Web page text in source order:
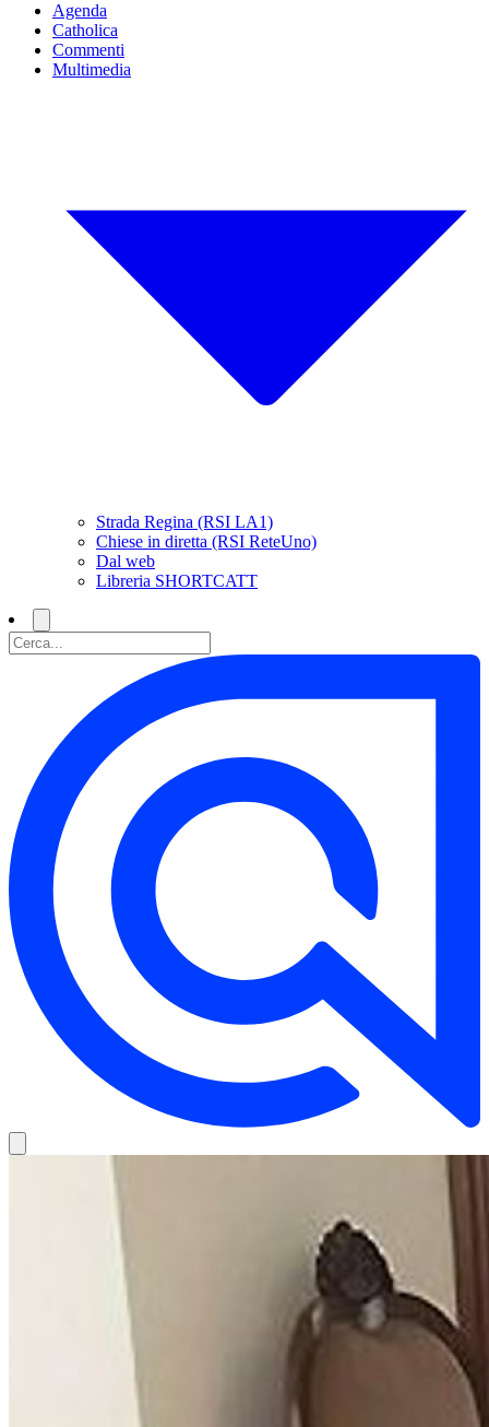
Agenda
Catholica
Commenti
Multimedia
Strada Regina (RSI LA1)
Chiese in diretta (RSI ReteUno)
Dal web
Libreria SHORTCATT